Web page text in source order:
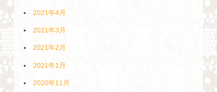
2021年4月
2021年3月
2021年2月
2021年1月
2020年11月